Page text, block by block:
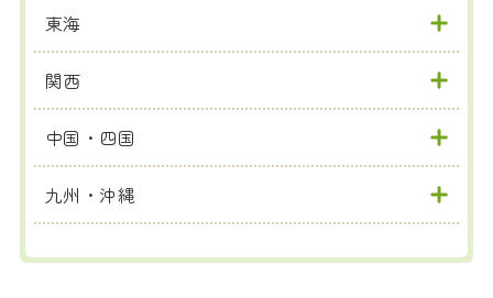
東海
関西
中国・四国
九州・沖縄